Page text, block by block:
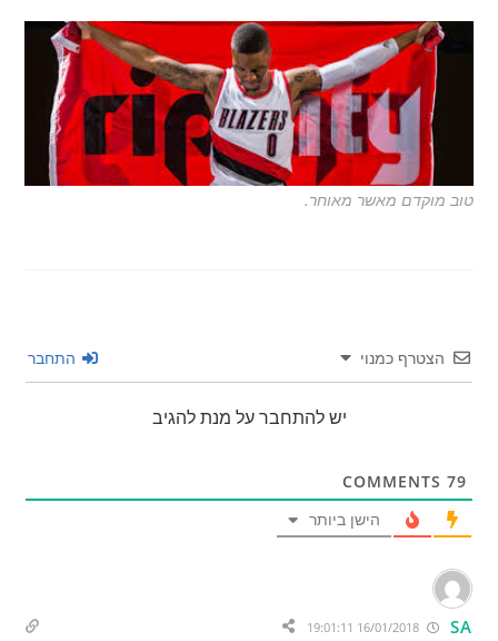
טוב מוקדם מאשר מאוחר.
הצטרף כמנוי התחבר
יש להתחבר על מנת להגיב
79
הישן ביותר
SA